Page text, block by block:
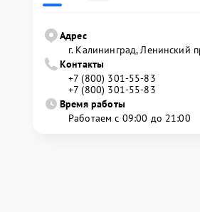
Адрес
г. Калининград, Ленинский
Контакты
+7 (800) 301-55-83
+7 (800) 301-55-83
Время работы
Работаем с 09:00 до 21:00